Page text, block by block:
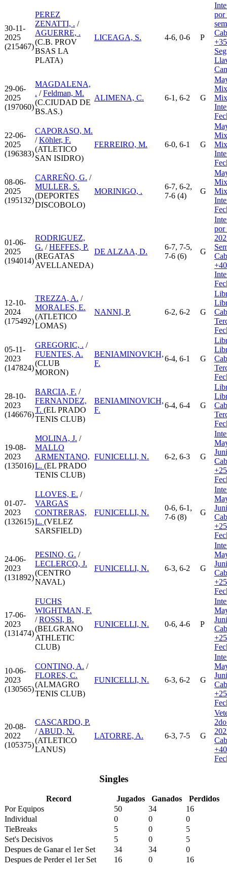
30-11-
2025
(215467)
PEREZ
ZENATTI, . /
AGUERRE, .
(C.B. PROV
BSAS LA
PLATA)
LICEAGA, S. 4-6, 0-6 P
por
29-06-
2025
(197060)
MAGDALENA,
. /Feldman, M.
(C.CIUDAD DE
BS.AS.)
ALIMENA, C. 6-1, 6-2 G
22-06-
2025
(196383)
CAPORASO, M.
/Köhler, F.
(ATLETICO
SAN ISIDRO)
FERREIRO, M. 6-0, 6-1 G
08-06-
2025
(195132)
CARREÑO, G. /
MULLER, S.
(DEPORTES
DISCOBOLO)
MORINIGO, .
6-7, 6-2,
7-6 (4)
G
01-06-
2025
(194014)
RODRIGUEZ,
G. /HEFFES, P.
(REGATAS
AVELLANEDA)
DE ALZAA, D.
6-7, 7-5,
7-6 (6)
G
por
12-10-
2024
(175492)
TREZZA, A. /
MORALES, E.
(ATLETICO
LOMAS)
NANNI, P. 6-2, 6-2 G
05-11-
2023
(147824)
GREGORIC, . /
FUENTES, A.
(CLUB
MORON)
BENIAMINOVICH,
F.
6-4, 6-1 G
28-10-
2023
(146676)
BARCIA, F. /
FERNANDEZ,
T. (EL PRADO
TENIS CLUB)
BENIAMINOVICH,
F.
6-4, 6-4 G
19-08-
2023
(135016)
MOLINA, J. /
MALLO
ARMENTANO,
L. (EL PRADO
TENIS CLUB)
FUNICELLI, N. 6-2, 6-3 G
01-07-
2023
(132615)
LLOVES, E. /
VARGAS
CONTRERAS,
L. (VELEZ
SARSFIELD)
FUNICELLI, N.
0-6, 6-1,
7-6 (8)
G
24-06-
2023
(131892)
PESINO, G. /
LECLERCQ, J.
(CENTRO
NAVAL)
FUNICELLI, N. 6-3, 6-2 G
17-06-
2023
(131474)
FUCHS
WIGHTMAN, F.
/ROSSI, B.
(BELGRANO
ATHLETIC
CLUB)
FUNICELLI, N. 0-6, 4-6 P
10-06-
2023
(130565)
CONTINO, A. /
FLORES, C.
(ALMAGRO
TENIS CLUB)
FUNICELLI, N. 6-3, 6-2 G
20-08-
2022
(105375)
CASCARDO, P.
/ABUD, N.
(ATLETICO
LANUS)
LATORRE, A. 6-3, 7-5 G
Singles
Record Jugados Ganados
Perdidos
Por Equipos
50 34
16
Individual
0 0
0
TieBreaks
5 0
5
Set's Decisivos
5 0
5
Despues de Ganar el 1er Set
34 34
0
Despues de Perder el 1er Set
16 0 16